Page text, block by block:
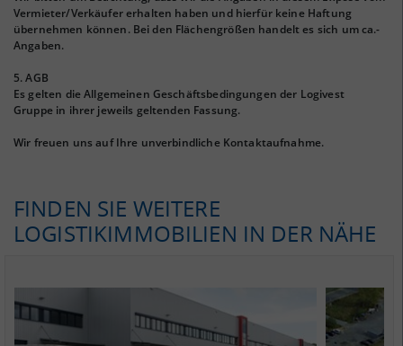
Vermieter/Verkäufer erhalten haben und hierfür keine Haftung
übernehmen können. Bei den Flächengrößen handelt es sich um ca.-
Angaben.
5. AGB
Es gelten die Allgemeinen Geschäftsbedingungen der Logivest
Gruppe in ihrer jeweils geltenden Fassung.
Wir freuen uns auf Ihre unverbindliche Kontaktaufnahme.
FINDEN SIE WEITERE
LOGISTIKIMMOBILIEN IN DER NÄHE